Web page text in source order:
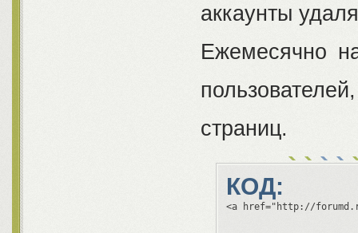
аккаунты
Ежемесячно
страниц.
КОД:
<a href="http://